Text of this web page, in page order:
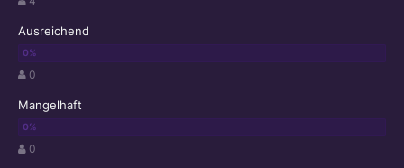
Ausreichend
0
Mangelhaft
0